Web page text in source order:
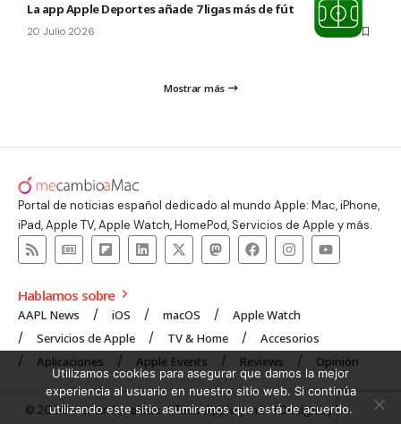
La app Apple Deportes añade 7 ligas más de fútbol
20 Julio 2026
Mostrar más
Portal de noticias español dedicado al mundo Apple: Mac, iPhone,
iPad, Apple TV, Apple Watch, HomePod, Servicios de Apple y más.
Hablamos sobre
AAPL News iOS macOS
Apple Watch
Servicios de Apple
TV & Home
Accesorios
Aplicaciones
Apple Events Reviews Opinión
© 2008 mecambioaMac – Todo Apple y más | Design byUNXON
Utilizamos cookies para asegurar que damos la mejor
experiencia al usuario en nuestro sitio web. Si continúa
utilizando este sitio asumiremos que está de acuerdo.